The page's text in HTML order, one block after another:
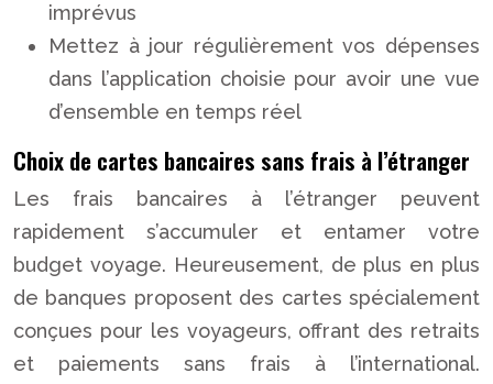
imprévus
Mettez à jour régulièrement vos dépenses
dans l’application choisie pour avoir une vue
d’ensemble en temps réel
Choix de cartes bancaires sans frais à l’étranger
Les frais bancaires à l’étranger peuvent
rapidement s’accumuler et entamer votre
budget voyage. Heureusement, de plus en plus
de banques proposent des cartes spécialement
conçues pour les voyageurs, offrant des retraits
et paiements sans frais à l’international.